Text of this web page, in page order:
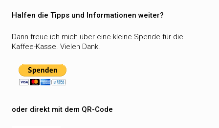
Halfen die Tipps und Informationen weiter?
Dann freue ich mich über eine kleine Spende für die
Kaffee-Kasse. Vielen Dank.
oder direkt mit dem QR-Code